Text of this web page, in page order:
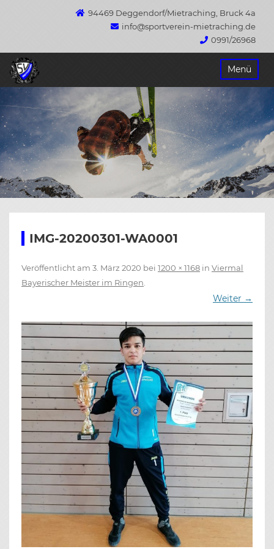
94469 Deggendorf/Mietraching, Bruck 4a
info@sportverein-mietraching.de
0991/26968
Menü
IMG-20200301-WA0001
Veröffentlicht am 3. März 2020 bei 1200 × 1168 in Viermal
Bayerischer Meister im Ringen
Weiter →